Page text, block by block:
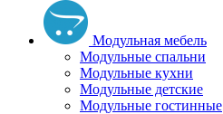
Модульная мебель
Модульные спальни
Модульные кухни
Модульные детские
Модульные гостинные